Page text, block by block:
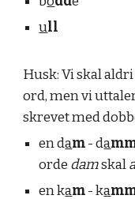
ull
Husk: Vi skal
ord, men vi
skrevet med
en dam- da
orde damskal
en kam- ka